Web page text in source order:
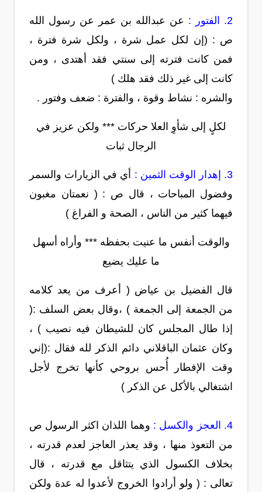
2. الفتور :
عن عبدالله بن عمر عن رسول الله
ص : (إن لكل عمل شرة ، ولكل شرة فترة ،
فمن كانت فترته إلى سنتي فقد أهتدى ، ومن
كانت إلى غير ذلك فقد هلك )
والشره : نشاط وقوة ، والفترة : ضعف وفتور .
لكلٍ إلى شأوِ العلا حركات *** ولكن عزيز في
الرجال ثبات
3. إهدار الوقت الثمين :
أي في الزيارات والسمر
وفضول المباحات ، قال ص : ( نعمتان مغبون
فيهما كثير من الناس ، الصحة و الفراغ )
والوقت أنفس ما عنيت بحفظه *** وأراه أسهل
ما عليك يضيع
قال الفضيل بن عياض ( أعرف من يعد كلامه
من الجمعة إلى الجمعة ) ،وقال بعض السلف :(
إذا طال المجلس كان للشيطان فيه نصيب ) ،
وكان عثمان الباقلاني دائم الذكر لله فقال :(إني
وقت الإفطار أُحس بروحي كأنها تخرج لأجل
اشتغالي بالأكل عن الذكر )
4. العجز والكسل :
وهما اللذان اكثر الرسول ص
من التعوذ منها ، وقد يعذر العاجز لعدم قدرته ،
بخلاف الكسول الذي يتثاقل مع قدرته ، قال
تعالى : ( ولو أرادوا الخروج لأعدوا له عدة ولكن